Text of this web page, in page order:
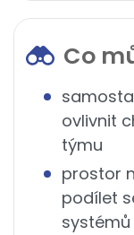
Co
ovlivnit
týmu
prostor
podílet
systémů